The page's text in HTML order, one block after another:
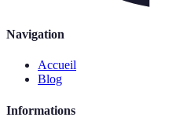
Navigation
Accueil
Blog
Informations